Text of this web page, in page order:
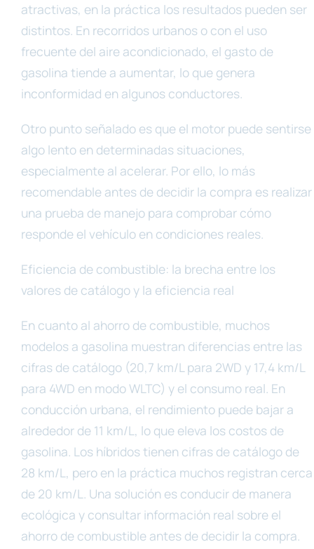
atractivas, en la práctica los resultados pueden ser
distintos. En recorridos urbanos o con el uso
frecuente del aire acondicionado, el gasto de
gasolina tiende a aumentar, lo que genera
inconformidad en algunos conductores.
Otro punto señalado es que el motor puede sentirse
algo lento en determinadas situaciones,
especialmente al acelerar. Por ello, lo más
recomendable antes de decidir la compra es realizar
una prueba de manejo para comprobar cómo
responde el vehículo en condiciones reales.
Eficiencia de combustible: la brecha entre los
valores de catálogo y la eficiencia real
En cuanto al ahorro de combustible, muchos
modelos a gasolina muestran diferencias entre las
cifras de catálogo (20,7 km/L para 2WD y 17,4 km/L
para 4WD en modo WLTC) y el consumo real. En
conducción urbana, el rendimiento puede bajar a
alrededor de 11 km/L, lo que eleva los costos de
gasolina. Los híbridos tienen cifras de catálogo de
28 km/L, pero en la práctica muchos registran cerca
de 20 km/L. Una solución es conducir de manera
ecológica y consultar información real sobre el
ahorro de combustible antes de decidir la compra.